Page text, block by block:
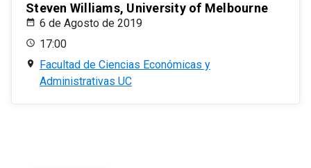
Steven Williams, University of Melbourne
6 de Agosto de 2019
17:00
Facultad de Ciencias Económicas y
Administrativas UC